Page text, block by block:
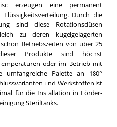
erzeugen eine permanent
Durch die
sind diese Rotationsdüsen
zu deren kugelgelagerten
Betriebszeiten von über 25
Produkte sind höchst
oder im Betrieb mit
umfangreiche Palette an 180°
und Werkstoffen ist
für die Installation in Förder-
Steriltanks.